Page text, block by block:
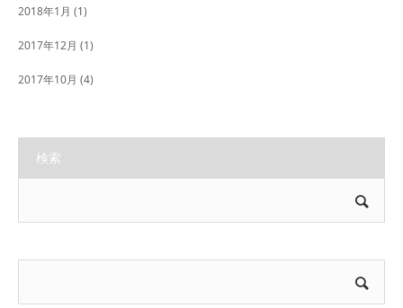
2018年1月 (1)
2017年12月 (1)
2017年10月 (4)
検索